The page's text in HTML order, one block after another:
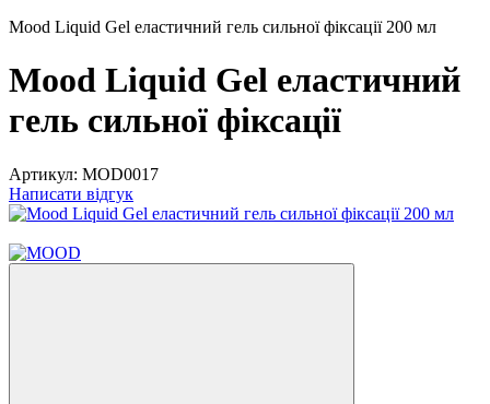
Mood Liquid Gel еластичний гель сильної фіксації 200 мл
Mood Liquid Gel еластичний
гель сильної фіксації
Артикул: MOD0017
Написати відгук